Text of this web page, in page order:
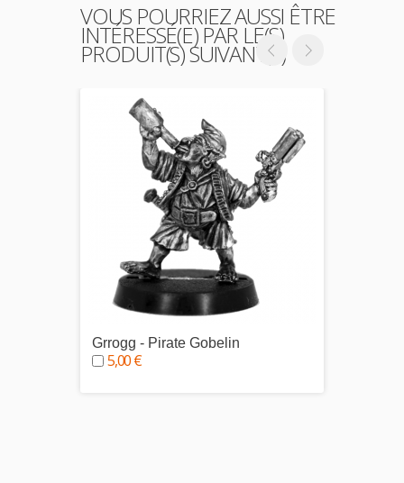
VOUS POURRIEZ AUSSI ÊTRE
INTÉRESSÉ(E) PAR LE(S)
PRODUIT(S) SUIVANT(S)
Grrogg - Pirate Gobelin
5,00 €